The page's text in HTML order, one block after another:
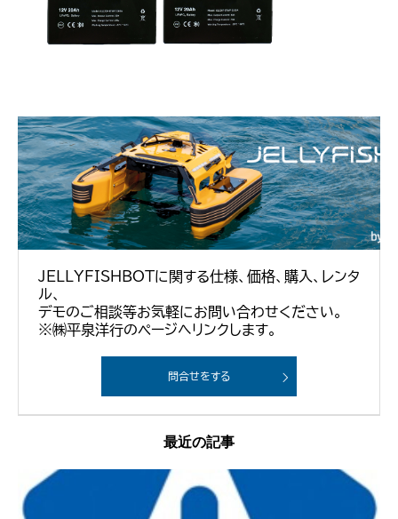
JELLYFISHBOTに関する仕様、価格、購入、レンタ
ル、
デモのご相談等お気軽にお問い合わせください。
※㈱平泉洋行のページへリンクします。
問合せをする
最近の記事